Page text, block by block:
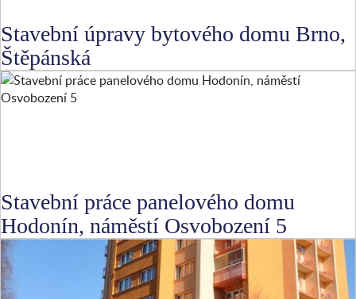
Stavební úpravy bytového domu Brno,
Štěpánská
Stavební práce panelového domu
Hodonín, náměstí Osvobození 5